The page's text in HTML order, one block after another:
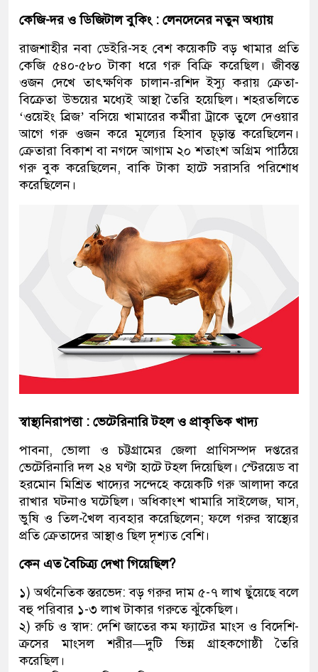
কেজি-দর ও ডিজিটাল বুকিং : লেনদেনের নতুন অধ্যায়
রাজশাহীর নবা ডেইরি-সহ বেশ কয়েকটি বড় খামার প্রতি
কেজি ৫৪০-৫৮০ টাকা ধরে গরু বিক্রি করেছিল। জীবন্ত
ওজন দেখে তাৎক্ষণিক চালান-রশিদ ইস্যু করায় ক্রেতা-
বিক্রেতা উভয়ের মধ্যেই আস্থা তৈরি হয়েছিল। শহরতলিতে
‘ওয়েইং ব্রিজ’ বসিয়ে খামারের কর্মীরা ট্রাকে তুলে দেওয়ার
আগে গরু ওজন করে মূল্যের হিসাব চূড়ান্ত করেছিলেন।
ক্রেতারা বিকাশ বা নগদে আগাম ২০ শতাংশ অগ্রিম পাঠিয়ে
গরু বুক করেছিলেন, বাকি টাকা হাটে সরাসরি পরিশোধ
করেছিলেন।
স্বাস্থ্যনিরাপত্তা : ভেটেরিনারি টহল ও প্রাকৃতিক খাদ্য
পাবনা, ভোলা ও চট্টগ্রামের জেলা প্রাণিসম্পদ দপ্তরের
ভেটেরিনারি দল ২৪ ঘণ্টা হাটে টহল দিয়েছিল। স্টেরয়েড বা
হরমোন মিশ্রিত খাদ্যের সন্দেহে কয়েকটি গরু আলাদা করে
রাখার ঘটনাও ঘটেছিল। অধিকাংশ খামারি সাইলেজ, ঘাস,
ভুষি ও তিল-খৈল ব্যবহার করেছিলেন; ফলে গরুর স্বাস্থ্যের
প্রতি ক্রেতাদের আস্থাও ছিল দৃশ্যত বেশি।
কেন এত বৈচিত্র্য দেখা গিয়েছিল?
১) অর্থনৈতিক স্তরভেদ: বড় গরুর দাম ৫-৭ লাখ ছুঁয়েছে বলে
বহু পরিবার ১-৩ লাখ টাকার গরুতে ঝুঁকেছিল।
২) রুচি ও স্বাদ: দেশি জাতের কম ফ্যাটের মাংস ও বিদেশি-
ক্রসের মাংসল শরীর—দুটি ভিন্ন গ্রাহকগোষ্ঠী তৈরি
করেছিল।